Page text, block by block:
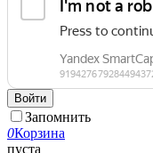
Войти
Запомнить
0Корзина
пуста